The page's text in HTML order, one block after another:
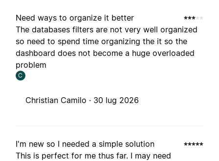
Need ways to organize it better
The databases filters are not very well organized
so need to spend time organizing the it so the
dashboard does not become a huge overloaded
problem
C
Christian Camilo · 30 lug 2026
I'm new so I needed a simple solution
This is perfect for me thus far. I may need